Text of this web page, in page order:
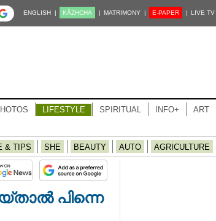
ENGLISH | KĀZHCHA | MATRIMONY | E-PAPER | LIVE TV
LIFESTYLE SPIRITUAL INFO+ ART
& TIPS SHE BEAUTY AUTO AGRICULTURE
പിന്നെ